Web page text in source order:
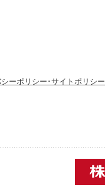
ーポリシー･サイトポリシー